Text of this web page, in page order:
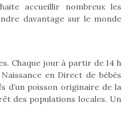
accueillir nombreux les
davantage sur le monde
Chaque jour à partir de 14 h
en Direct de bébés
d’un poisson originaire de la
des populations locales. Un
deviendra
!
un véritable
Une loutre en peluche
pour les enfants, un
animal qui change des
grands classiques !